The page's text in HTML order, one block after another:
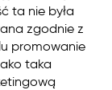
ta nie była
zgodnie z
promowanie
taka